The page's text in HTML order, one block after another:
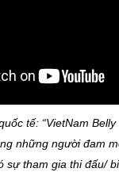
tế: “VietNam Belly
những người đam
sự tham gia thi đấu/